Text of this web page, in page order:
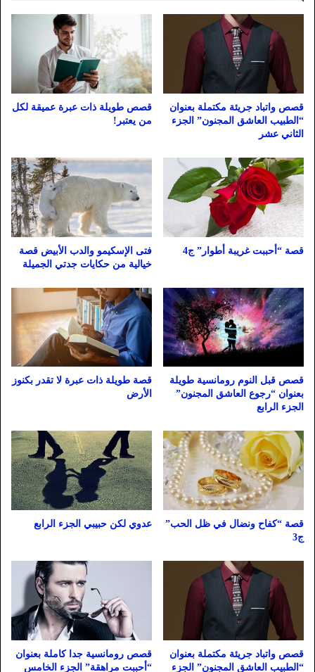
قصص واتباد جريئة مكتملة بعنوان
“الطبيب العاشق المجنون” الجزء
الثاني عشر
قصص طويلة ذات عبرة عميقة لكل
من يعتبر!
قصة “أحببت غريبة أطوار” ج4
فتى الإسكيمو والدب الأبيض قصة
خيالية من حكايات جدتي الجميلة
قصص قبل النوم رومانسية طويلة
بعنوان “رجوع العاشق المجنون”
الجزء الرابع
قصة طويلة ذات عبرة لا تقدر بكنوز
الأرض
قصة “كفاح ونضال في ظل الحب”
ج3
عدوي لكن حبيبي الجزء الرابع
قصص واتباد جريئة مكتملة بعنوان
“الطبيب العاشق المجنون” الجزء
قصص رومانسية جدا كاملة بعنوان
“أحببت مراهقة” الجزء الخامس